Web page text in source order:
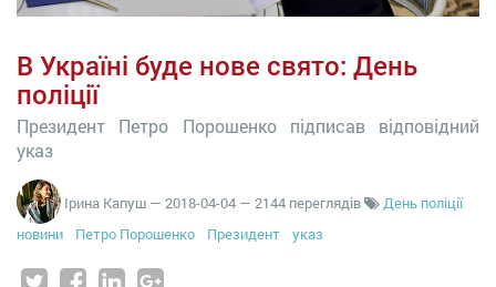
В Україні буде нове свято: День
поліції
Президент Петро Порошенко підписав відповідний
указ
Ірина Капуш — 2018-04-04 — 2144 переглядів
День поліції
новини
Петро Порошенко Президент указ